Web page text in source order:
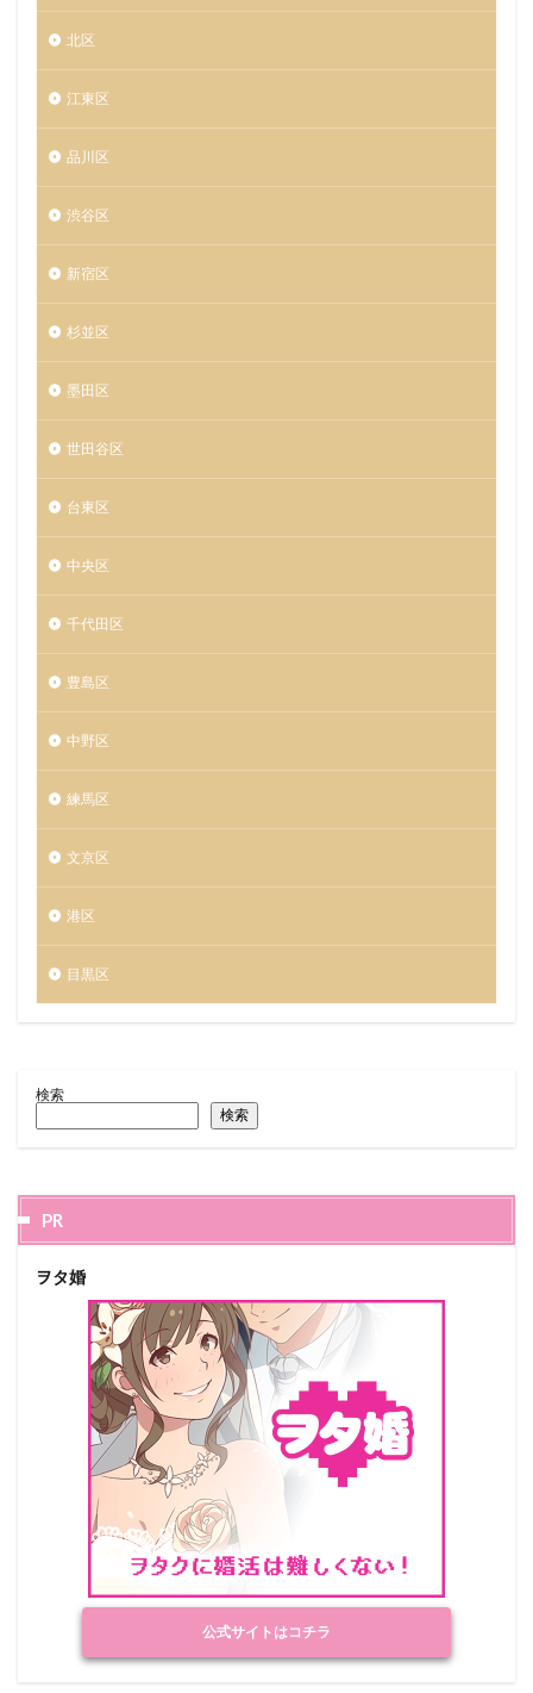
北区
江東区
品川区
渋谷区
新宿区
杉並区
墨田区
世田谷区
台東区
中央区
千代田区
豊島区
中野区
練馬区
文京区
港区
目黒区
検索
検索
PR
ヲタ婚
公式サイトはコチラ